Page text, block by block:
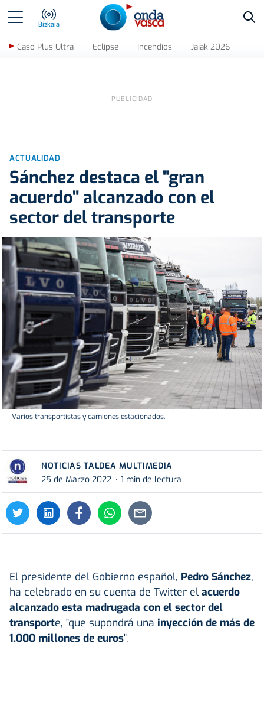
Bizkaia
Caso Plus Ultra Eclipse Incendios Jaiak 2026
ACTUALIDAD
Sánchez destaca el "gran
acuerdo" alcanzado con el
sector del transporte
Varios transportistas y camiones estacionados.
NOTICIAS TALDEA MULTIMEDIA
25 de Marzo 2022
1 min de lectura
El presidente del Gobierno español, Pedro Sánchez,
ha celebrado en su cuenta de Twitter el acuerdo
alcanzado esta madrugada con el sector del
transporte, "que supondrá una inyección de más de
1.000 millones de euros".